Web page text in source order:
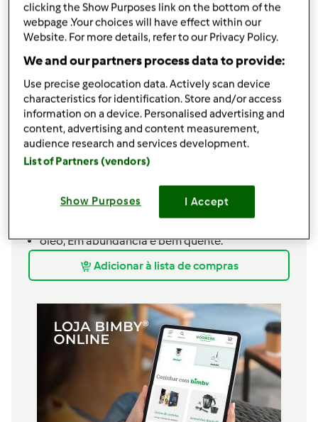
550/570gcarne de 1 coelho em pedaços,sem
ossos e cozido com sal q.b.
170g miolo de pão,usei de pão de mistura
110g Leite frio
dentes
alhos
1unidadecebola
1gema
30gSalsa picada,ou 5 pesinhos de salsa
30gazeite
Para crosta e fritar
pão ralado aromatizado feito na bimby,
óleo,Em abundância e bem quente.
Adicionar à lista de compras
clicking the Show Purposes link on the bottom of the
webpage .Your choices will have effect within our
Website. For more details, refer to our Privacy Policy.
We and our partners process data to provide:
Use precise geolocation data. Actively scan device
characteristics for identification. Store and/or access
information on a device. Personalised advertising and
content, advertising and content measurement,
audience research and services development.
List of Partners (vendors)
Show Purposes I Accept